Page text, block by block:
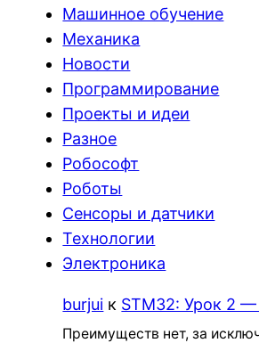
Машинное обучение
Механика
Новости
Программирование
Проекты и идеи
Разное
Робософт
Роботы
Сенсоры и датчики
Технологии
Электроника
burjui к STM32: Урок 2
Преимуществ нет, за